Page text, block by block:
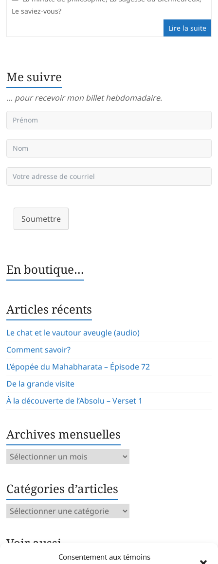
Consentement aux témoins
Le saviez-vous?
Lire la suite
Me suivre
… pour recevoir mon billet hebdomadaire.
Soumettre
En boutique…
Articles récents
Le chat et le vautour aveugle (audio)
Comment savoir?
L’épopée du Mahabharata – Épisode 72
De la grande visite
À la découverte de l’Absolu – Verset 1
Archives mensuelles
Archives
Catégories d’articles
Catégories
Voir aussi…